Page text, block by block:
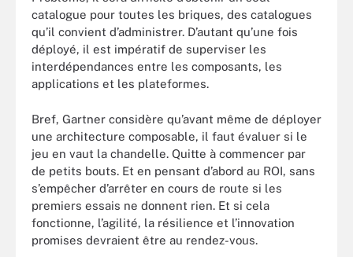
catalogue pour toutes les briques, des catalogues
qu’il convient d’administrer. D’autant qu’une fois
déployé, il est impératif de superviser les
interdépendances entre les composants, les
applications et les plateformes.
Bref, Gartner considère qu’avant même de déployer
une architecture composable, il faut évaluer si le
jeu en vaut la chandelle. Quitte à commencer par
de petits bouts. Et en pensant d’abord au ROI, sans
s’empêcher d’arrêter en cours de route si les
premiers essais ne donnent rien. Et si cela
fonctionne, l’agilité, la résilience et l’innovation
promises devraient être au rendez-vous.